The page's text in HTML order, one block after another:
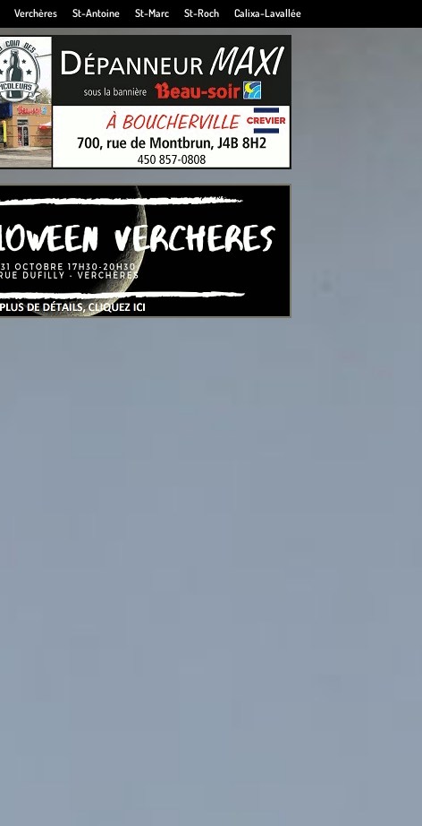
Verchères St-Antoine St-Marc St-Roch Calixa-Lavallée